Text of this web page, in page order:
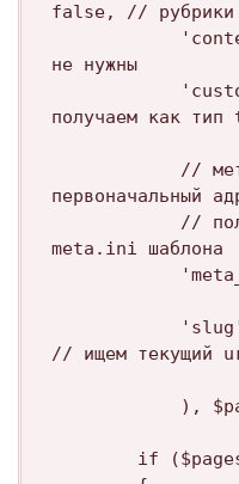
false, // рубрики
не нужны
получаем как
первоначальный
meta.ini шаблона
// ищем текущий